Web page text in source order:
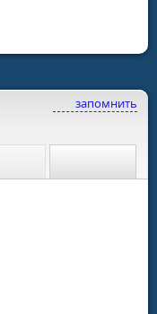
запомнить